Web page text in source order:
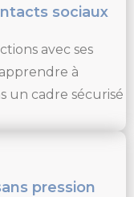
sociaux
avec ses
à
un cadre sécurisé
pression